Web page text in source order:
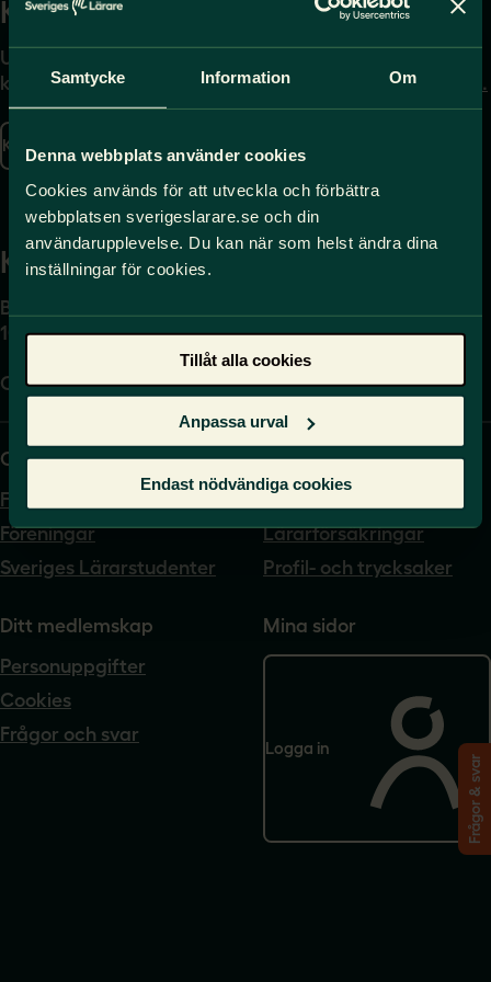
Samtycke Information Om
Denna webbplats använder cookies
Cookies används för att utveckla och förbättra
webbplatsen sverigeslarare.se och din
användarupplevelse. Du kan när som helst ändra dina
inställningar för cookies.
Tillåt alla cookies
Anpassa urval
Endast nödvändiga cookies
Kontakta
Uppgifter om hur du
kontaktar oss finns här.
Kontakta oss
Press
på
press@sverigeslarare.
se
Kansli
Box 17061
104 62 Stockholm
Org.nr. 802540-5542
Organisation
Förtroendevald
Föreningar
Sveriges Lärarstudenter
Hitta direkt
Lärarnas a-kassa
Lärarförsäkringar
Profil- och trycksaker
Ditt medlemskap
Personuppgifter
Cookies
Frågor och svar
Mina sidor
Logga in
Frågor & svar